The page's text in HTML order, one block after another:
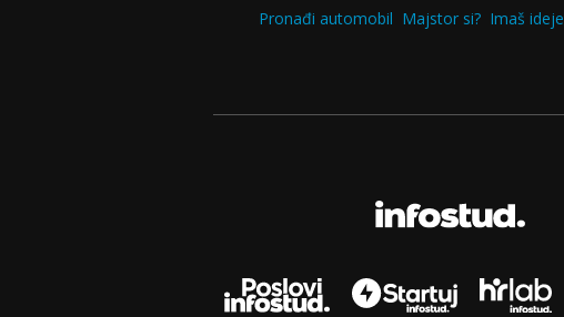
Pronađi automobil Majstor si? Imaš ideje